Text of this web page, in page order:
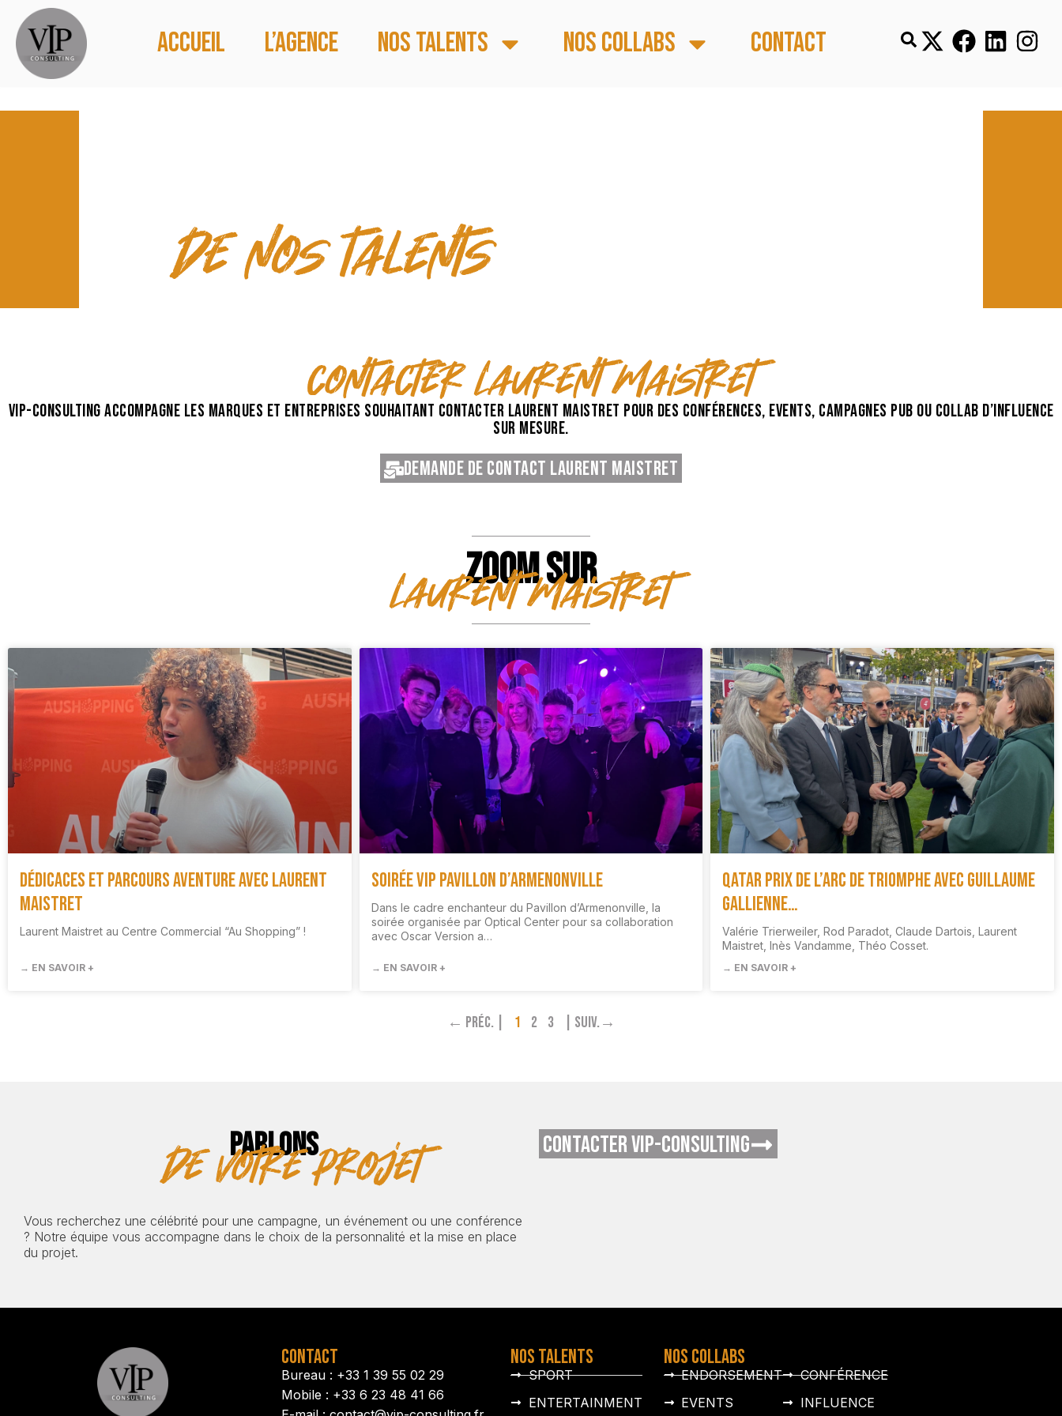
Accueil L’agence Nos talents Nos collabs Contact
CONTACT & TEMPS FORTS
de nos talents
contacter Laurent Maistret
VIP-Consulting accompagne les marques et entreprises souhaitant contacter Laurent Maistret pour des conférences, events, campagnes pub ou collab d’influence
sur mesure.
Demande de contact Laurent Maistret
ZOOM SUR
Laurent Maistret
Dédicaces et parcours aventure avec Laurent
Maistret
Laurent Maistret au Centre Commercial “Au Shopping” !
→ EN SAVOIR +
Soirée VIP Pavillon D’Armenonville
Dans le cadre enchanteur du Pavillon d’Armenonville, la
soirée organisée par Optical Center pour sa collaboration
avec Oscar Version a…
→ EN SAVOIR +
Qatar Prix de l’Arc de Triomphe avec Guillaume
Gallienne…
Valérie Trierweiler, Rod Paradot, Claude Dartois, Laurent
Maistret, Inès Vandamme, Théo Cosset.
→ EN SAVOIR +
← Préc. | 1 2 3 | Suiv.→
PARLONS
de votre projet
Vous recherchez une célébrité pour une campagne, un événement ou une conférence
? Notre équipe vous accompagne dans le choix de la personnalité et la mise en place
du projet.
CONTACTER VIP-CONSULTING
CONTACT
Bureau : +33 1 39 55 02 29
Mobile : +33 6 23 48 41 66
NOS TALENTS
SPORT
ENTERTAINMENT
NOS COLLABS
ENDORSEMENT
EVENTS
CONFÉRENCE
INFLUENCE